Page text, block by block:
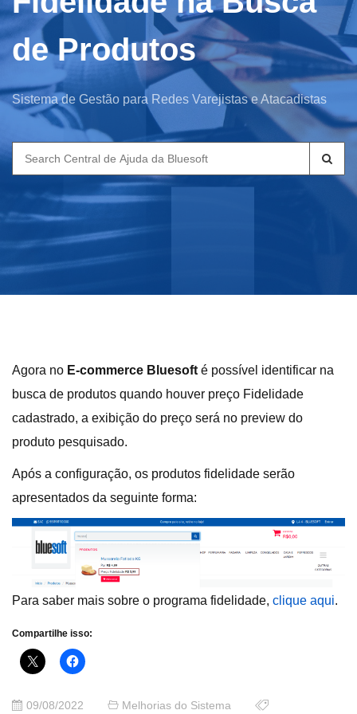
de Produtos
Sistema de Gestão para Redes Varejistas e Atacadistas
Search
for:
Agora no E-commerce Bluesoft é possível identificar na
busca de produtos quando houver preço Fidelidade
cadastrado, a exibição do preço será no preview do
produto pesquisado.
Após a configuração, os produtos fidelidade serão
apresentados da seguinte forma:
Para saber mais sobre o programa fidelidade, clique aqui.
Compartilhe isso:
09/08/2022 Melhorias do Sistema